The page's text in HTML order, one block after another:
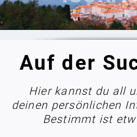
Auf der
Hier kannst du all
deinen persönlichen
Bestimmt ist